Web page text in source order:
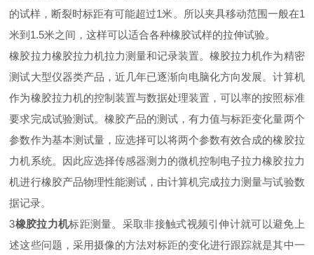
的试样，断裂时标距有可能超过1米。所以夹具移动范围一般在1
米到1.5米之间，这样可以适合各种橡胶试样的拉伸试验。
橡胶拉力橡胶拉力机拉力测量和记录装置。橡胶拉力机作为精密
测试大型仪器类产品，近几年已逐渐向电脑化方向发展。计算机
作为橡胶拉力机的控制装置与数据处理装置，可以率的按照标准
要求完成试验测试。橡胶产品的测试，有力值与标距变化量两个
参数作为基本测试量，应选择可以将两个参数有效合成的橡胶拉
力机系统。因此应选择传感器测力的微机控制电子拉力橡胶拉力
机进行橡胶产品物理性能测试，由计算机完成拉力测量与试验数
据记录。
3橡胶拉力机标距测量。采取非接触式视频引伸计就可以避免上
述这些问题，采用摄像的方法对标距的变化进行跟踪就是其中一